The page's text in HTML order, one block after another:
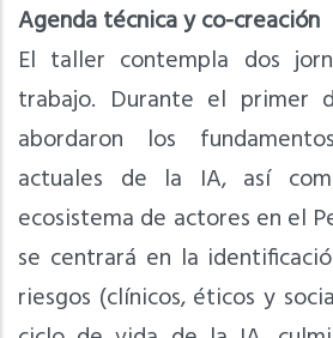
Agenda técnica y co-creación
El taller contempla dos
trabajo. Durante el primer
abordaron los
actuales de la IA, así
ecosistema de actores en el
se centrará en la
riesgos (clínicos, éticos y